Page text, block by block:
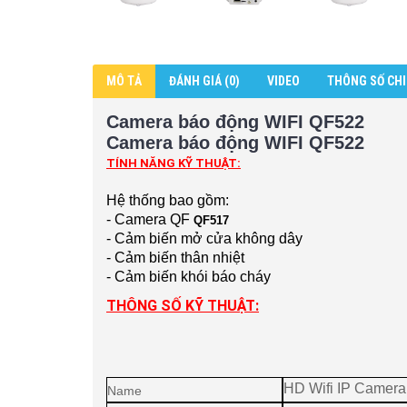
MÔ TẢ ĐÁNH GIÁ (0) VIDEO THÔNG SỐ
Camera báo động WIFI QF522
Camera báo động WIFI QF522
TÍNH NĂNG KỸ THUẬT:
Hệ thống bao gồm:
- Camera QF QF517
- Cảm biến mở cửa không dây
- Cảm biến thân nhiệt
- Cảm biến khói báo cháy
THÔNG SỐ KỸ THUẬT:
Name HD Wifi IP Camera